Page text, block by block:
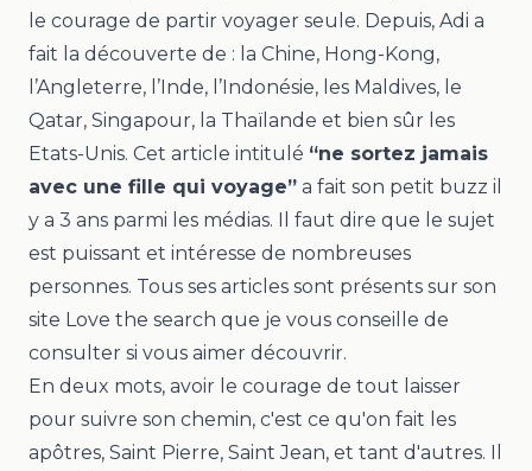
le courage de partir voyager seule. Depuis, Adi a
fait la découverte de : la Chine, Hong-Kong,
l’Angleterre, l’Inde, l’Indonésie, les Maldives, le
Qatar, Singapour, la Thaïlande et bien sûr les
Etats-Unis. Cet article intitulé “ne sortez jamais
avec une fille qui voyage” a fait son petit buzz il
y a 3 ans parmi les médias. Il faut dire que le sujet
est puissant et intéresse de nombreuses
personnes. Tous ses articles sont présents sur son
site Love the search que je vous conseille de
consulter si vous aimer découvrir.
En deux mots, avoir le courage de tout laisser
pour suivre son chemin, c'est ce qu'on fait les
apôtres, Saint Pierre, Saint Jean, et tant d'autres. Il